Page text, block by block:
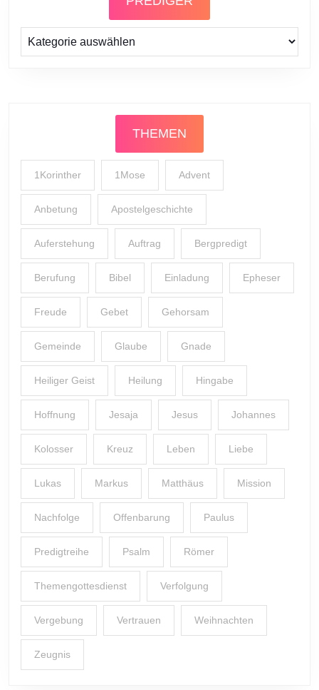
Prediger
THEMEN
1Korinther 1Mose Advent
Anbetung Apostelgeschichte
Auferstehung Auftrag Bergpredigt
Berufung Bibel Einladung Epheser
Freude Gebet Gehorsam
Gemeinde Glaube Gnade
Heiliger Geist Heilung Hingabe
Hoffnung Jesaja Jesus Johannes
Kolosser Kreuz Leben Liebe
Lukas Markus Matthäus Mission
Nachfolge Offenbarung Paulus
Predigtreihe Psalm Römer
Themengottesdienst Verfolgung
Vergebung Vertrauen Weihnachten
Zeugnis